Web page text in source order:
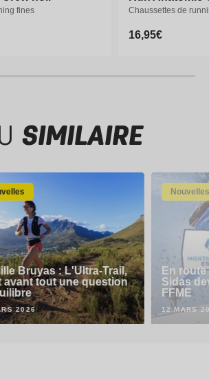
fines
fines Chaussettes de
Prix
16,95€
Chaussettes de
Prix
16,95€
SIMILAIRE
Bruyas : L'Ultra-Trail,
avant tout une question
2026
Nouvelles
En
Sidas
FFME
12 MARS